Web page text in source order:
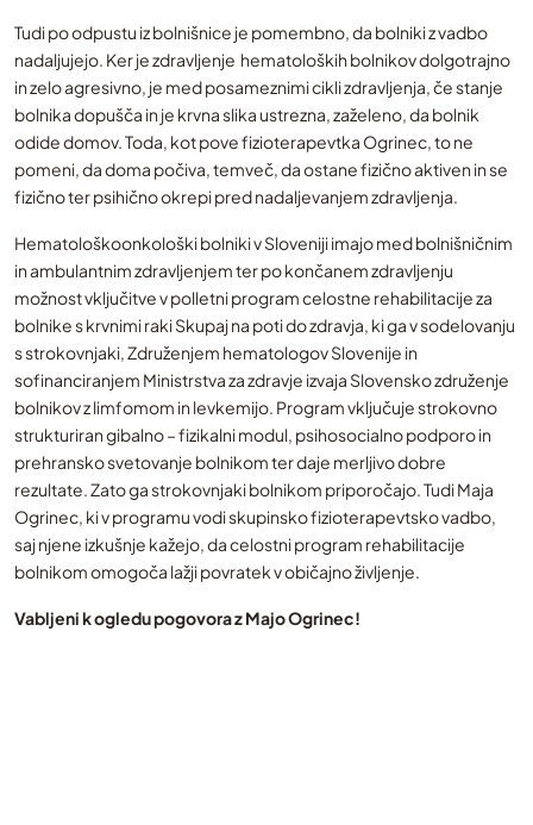
Tudi po odpustu iz bolnišnice je pomembno, da bolniki z vadbo
nadaljujejo. Ker je zdravljenje hematoloških bolnikov dolgotrajno
in zelo agresivno, je med posameznimi cikli zdravljenja, če stanje
bolnika dopušča in je krvna slika ustrezna, zaželeno, da bolnik
odide domov. Toda, kot pove fizioterapevtka Ogrinec, to ne
pomeni, da doma počiva, temveč, da ostane fizično aktiven in se
fizično ter psihično okrepi pred nadaljevanjem zdravljenja.
Hematološkoonkološki bolniki v Sloveniji imajo med bolnišničnim
in ambulantnim zdravljenjem ter po končanem zdravljenju
možnost vključitve v polletni program celostne rehabilitacije za
bolnike s krvnimi raki Skupaj na poti do zdravja, ki ga v sodelovanju
s strokovnjaki, Združenjem hematologov Slovenije in
sofinanciranjem Ministrstva za zdravje izvaja Slovensko združenje
bolnikov z limfomom in levkemijo. Program vključuje strokovno
strukturiran gibalno – fizikalni modul, psihosocialno podporo in
prehransko svetovanje bolnikom ter daje merljivo dobre
rezultate. Zato ga strokovnjaki bolnikom priporočajo. Tudi Maja
Ogrinec, ki v programu vodi skupinsko fizioterapevtsko vadbo,
saj njene izkušnje kažejo, da celostni program rehabilitacije
bolnikom omogoča lažji povratek v običajno življenje.
Vabljeni k ogledu pogovora z Majo Ogrinec!